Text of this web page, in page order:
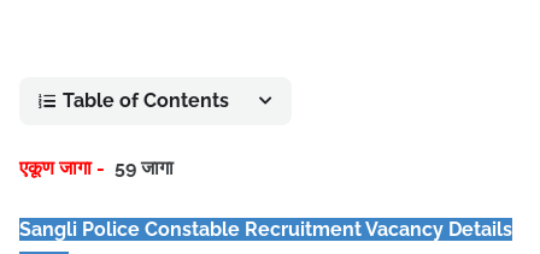
Table of Contents
एकूण जागा - 59 जागा
Sangli Police Constable Recruitment Vacancy Details